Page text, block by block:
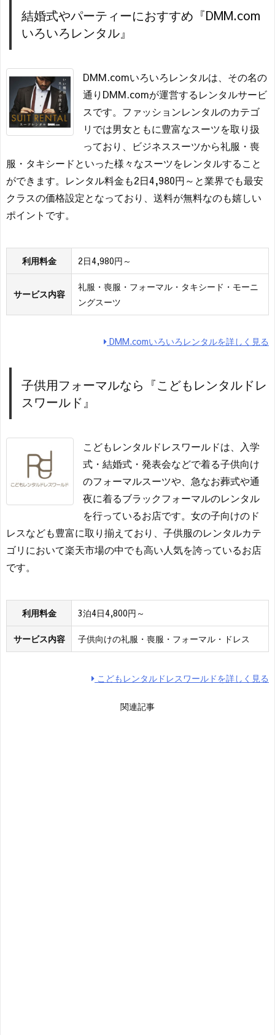
結婚式やパーティーにおすすめ『DMM.com
いろいろレンタル』
DMM.comいろいろレンタルは、その名の
通りDMM.comが運営するレンタルサービ
スです。ファッションレンタルのカテゴ
リでは男女ともに豊富なスーツを取り扱
っており、ビジネススーツから礼服・喪
服・タキシードといった様々なスーツをレンタルすること
ができます。レンタル料金も2日4,980円～と業界でも最安
クラスの価格設定となっており、送料が無料なのも嬉しい
ポイントです。
利用料金 2日4,980円～
サービス内容
礼服・喪服・フォーマル・タキシード・モーニ
ングスーツ
DMM.comいろいろレンタルを詳しく見る
子供用フォーマルなら『こどもレンタルドレ
スワールド』
こどもレンタルドレスワールドは、入学
式・結婚式・発表会などで着る子供向け
のフォーマルスーツや、急なお葬式や通
夜に着るブラックフォーマルのレンタル
を行っているお店です。女の子向けのド
レスなども豊富に取り揃えており、子供服のレンタルカテ
ゴリにおいて楽天市場の中でも高い人気を誇っているお店
です。
利用料金 3泊4日4,800円～
サービス内容 子供向けの礼服・喪服・フォーマル・ドレス
こどもレンタルドレスワールドを詳しく見る
関連記事